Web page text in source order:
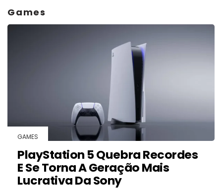
Games
GAMES
PlayStation 5 Quebra Recordes
E Se Torna A Geração Mais
Lucrativa Da Sony